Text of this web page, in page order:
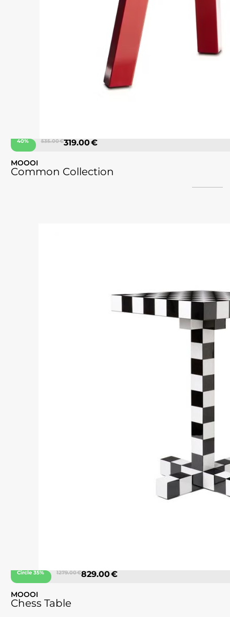
40% 535.00 €319.00 €
MOOOI
Common Collection
Circle 35% 1279.00 €829.00 €
MOOOI
Chess Table